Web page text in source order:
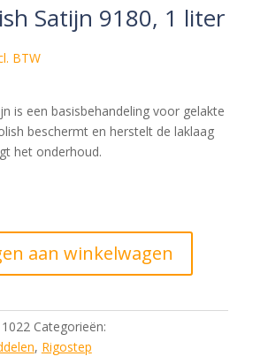
Satijn 9180, 1 liter
BTW
is een basisbehandeling voor gelakte
beschermt en herstelt de laklaag
het onderhoud.
aan winkelwagen
1022 Categorieën:
, Rigostep